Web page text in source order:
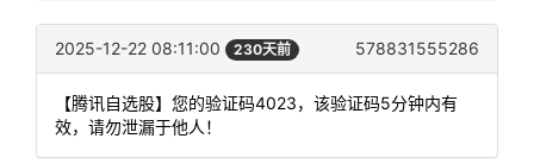
2025-12-22 08:11:00 230天前 578831555286
【腾讯自选股】您的验证码4023，该验证码5分钟内有
效，请勿泄漏于他人！